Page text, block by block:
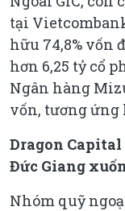
tại
hữu 74,8% vốn
hơn 6,25 tỷ cổ
Ngân hàng
vốn, tương ứng
Dragon Capital
Đức Giang
Nhóm quỹ